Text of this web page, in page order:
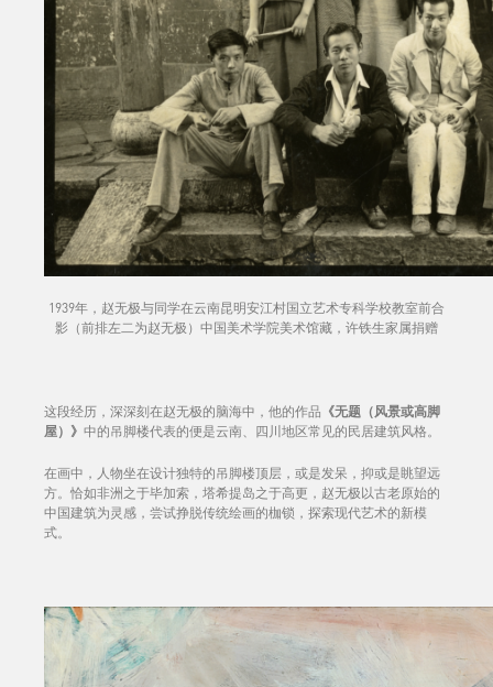
1939年，赵无极与同学在云南昆明安江村国立艺术专科学校教室前合
影（前排左二为赵无极）中国美术学院美术馆藏，许铁生家属捐赠
这段经历，深深刻在赵无极的脑海中，他的作品 《无题（风景或高脚
屋）》 中的吊脚楼代表的便是云南、四川地区常见的民居建筑风格。
在画中，人物坐在设计独特的吊脚楼顶层，或是发呆，抑或是眺望远
方。恰如非洲之于毕加索，塔希提岛之于高更，赵无极以古老原始的
中国建筑为灵感，尝试挣脱传统绘画的枷锁，探索现代艺术的新模
式。